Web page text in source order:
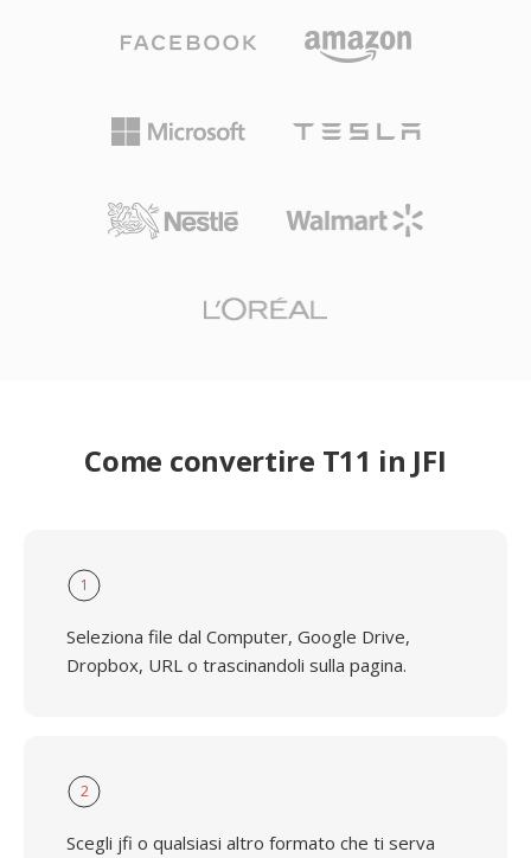
Come convertire T11 in JFI
1
Seleziona file dal Computer, Google Drive,
Dropbox, URL o trascinandoli sulla pagina.
2
Scegli jfi o qualsiasi altro formato che ti serva